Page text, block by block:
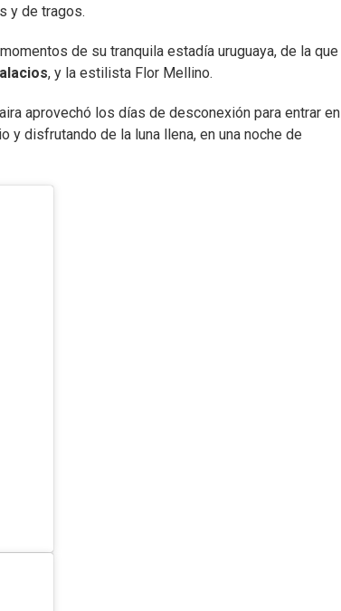
y de tragos.
de su tranquila estadía uruguaya, de la que
, y la estilista Flor Mellino.
aprovechó los días de desconexión para entrar en
disfrutando de la luna llena, en una noche de